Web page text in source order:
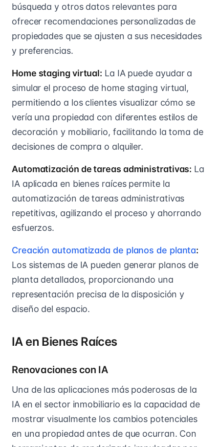
búsqueda y otros datos relevantes para
ofrecer recomendaciones personalizadas de
propiedades que se ajusten a sus necesidades
y preferencias.
Home staging virtual: La IA puede ayudar a
simular el proceso de home staging virtual,
permitiendo a los clientes visualizar cómo se
vería una propiedad con diferentes estilos de
decoración y mobiliario, facilitando la toma de
decisiones de compra o alquiler.
Automatización de tareas administrativas: La
IA aplicada en bienes raíces permite la
automatización de tareas administrativas
repetitivas, agilizando el proceso y ahorrando
esfuerzos.
Creación automatizada de planos de planta:
Los sistemas de IA pueden generar planos de
planta detallados, proporcionando una
representación precisa de la disposición y
diseño del espacio.
IA en Bienes Raíces
Renovaciones con IA
Una de las aplicaciones más poderosas de la
IA en el sector inmobiliario es la capacidad de
mostrar visualmente los cambios potenciales
en una propiedad antes de que ocurran. Con